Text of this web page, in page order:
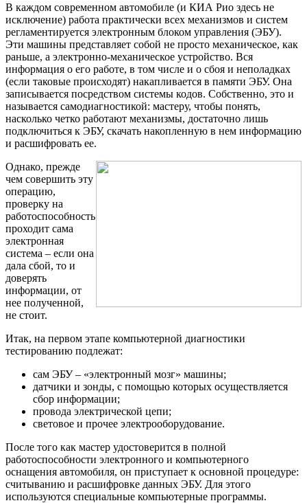
В каждом современном автомобиле (и КИА Рио здесь не
исключение) работа практически всех механизмов и систем
регламентируется электронным блоком управления (ЭБУ).
Эти машины представляет собой не просто механическое, как
раньше, а электронно-механическое устройство. Вся
информация о его работе, в том числе и о сбоя и неполадках
(если таковые происходят) накапливается в памяти ЭБУ. Она
записывается посредством системы кодов. Собственно, это и
называется самодиагностикой: мастеру, чтобы понять,
насколько четко работают механизмы, достаточно лишь
подключиться к ЭБУ, скачать накопленную в нем информацию
и расшифровать ее.
Однако, прежде
чем совершить эту
операцию,
проверку на
работоспособность
проходит сама
электронная
система – если она
дала сбой, то и
доверять
информации, от
нее полученной,
не стоит.
Итак, на первом этапе компьютерной диагностики
тестированию подлежат:
сам ЭБУ – «электронный мозг» машины;
датчики и зонды, с помощью которых осуществляется
сбор информации;
провода электрической цепи;
световое и прочее электрооборудование.
После того как мастер удостоверится в полной
работоспособности электронного и компьютерного
оснащения автомобиля, он приступает к основной процедуре:
считыванию и расшифровке данных ЭБУ. Для этого
используются специальные компьютерные программы.